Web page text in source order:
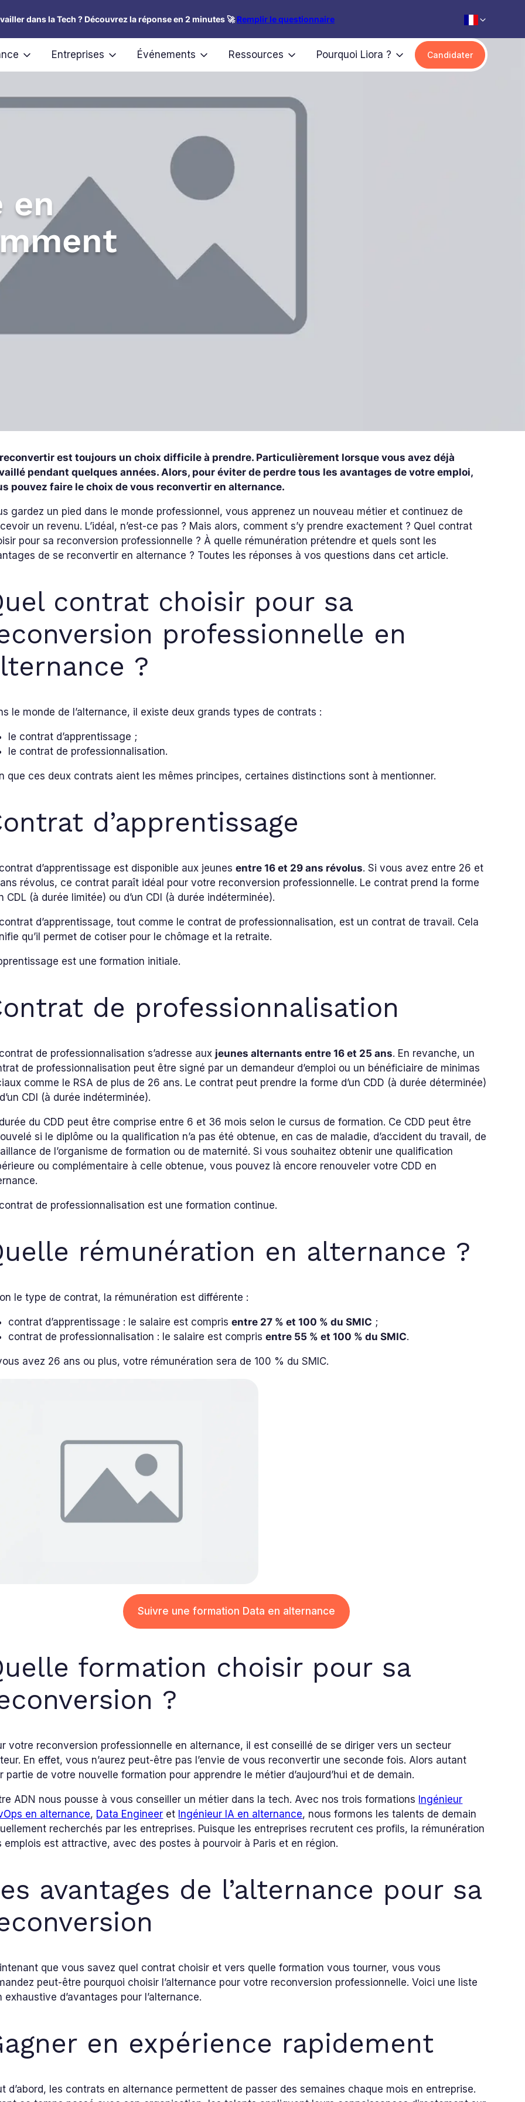
dans la Tech ? Découvrez la réponse en 2 minutes 🚀Remplir le questionnaire
Entreprises Événements Ressources Pourquoi Liora ? Candidater
en
est toujours un choix difficile à prendre. Particulièrement lorsque vous avez déjà
pendant quelques années. Alors, pour éviter de perdre tous les avantages de votre emploi,
pouvez faire le choix de vous reconvertir en alternance.
gardez un pied dans le monde professionnel, vous apprenez un nouveau métier et continuez de
un revenu. L’idéal, n’est-ce pas ? Mais alors, comment s’y prendre exactement ? Quel contrat
pour sa reconversion professionnelle ? À quelle rémunération prétendre et quels sont les
de se reconvertir en alternance ? Toutes les réponses à vos questions dans cet article.
contrat choisir pour sa
professionnelle en
?
le monde de l’alternance, il existe deux grands types de contrats :
le contrat d’apprentissage ;
le contrat de professionnalisation.
que ces deux contrats aient les mêmes principes, certaines distinctions sont à mentionner.
d’apprentissage
d’apprentissage est disponible aux jeunesentre 16 et 29 ans révolus. Si vous avez entre 26 et
révolus, ce contrat paraît idéal pour votre reconversion professionnelle. Le contrat prend la forme
CDL (à durée limitée) ou d’un CDI (à durée indéterminée).
d’apprentissage, tout comme le contrat de professionnalisation, est un contrat de travail. Cela
qu’il permet de cotiser pour le chômage et la retraite.
est une formation initiale.
de professionnalisation
de professionnalisation s’adresse aux jeunes alternants entre 16 et 25 ans. En revanche, un
de professionnalisation peut être signé par un demandeur d’emploi ou un bénéficiaire de minimas
comme le RSA de plus de 26 ans. Le contrat peut prendre la forme d’un CDD (à durée déterminée)
CDI (à durée indéterminée).
du CDD peut être comprise entre 6 et 36 mois selon le cursus de formation. Ce CDD peut être
si le diplôme ou la qualification n’a pas été obtenue, en cas de maladie, d’accident du travail, de
de l’organisme de formation ou de maternité. Si vous souhaitez obtenir une qualification
ou complémentaire à celle obtenue, vous pouvez là encore renouveler votre CDD en
de professionnalisation est une formation continue.
rémunération en alternance ?
le type de contrat, la rémunération est différente :
contrat d’apprentissage : le salaire est comprisentre 27 % et 100 % du SMIC ;
contrat de professionnalisation : le salaire est comprisentre 55 % et 100 % du SMIC.
avez 26 ans ou plus, votre rémunération sera de 100 % du SMIC.
Suivre une formation Data en alternance
formation choisir pour sa
?
votre reconversion professionnelle en alternance, il est conseillé de se diriger vers un secteur
En effet, vous n’aurez peut-être pas l’envie de vous reconvertir une seconde fois. Alors autant
partie de votre nouvelle formation pour apprendre le métier d’aujourd’hui et de demain.
ADN nous pousse à vous conseiller un métier dans la tech. Avec nos trois formations Ingénieur
en alternance, Data Engineer et Ingénieur IA en alternance, nous formons les talents de demain
recherchés par les entreprises. Puisque les entreprises recrutent ces profils, la rémunération
emplois est attractive, avec des postes à pourvoir à Paris et en région.
avantages de l’alternance pour sa
que vous savez quel contrat choisir et vers quelle formation vous tourner, vous vous
peut-être pourquoi choisir l’alternance pour votre reconversion professionnelle. Voici une liste
exhaustive d’avantages pour l’alternance.
en expérience rapidement
d’abord, les contrats en alternance permettent de passer des semaines chaque mois en entreprise.